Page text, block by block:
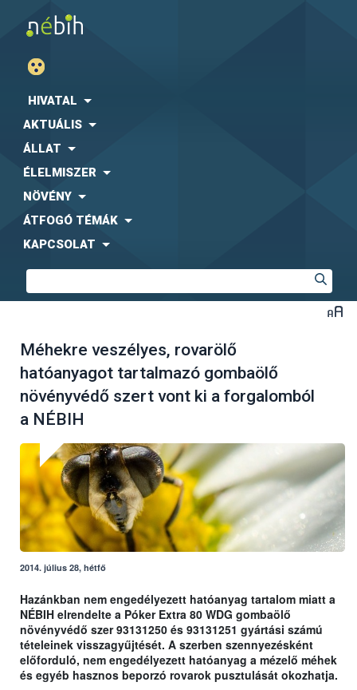
HIVATAL
AKTUÁLIS
ÁLLAT
ÉLELMISZER
NÖVÉNY
ÁTFOGÓ TÉMÁK
KAPCSOLAT
Méhekre veszélyes, rovarölő
hatóanyagot tartalmazó gombaölő
növényvédő szert vont ki a forgalomból
a NÉBIH
2014. július 28, hétfő
Hazánkban nem engedélyezett hatóanyag tartalom miatt a
NÉBIH elrendelte a Póker Extra 80 WDG gombaölő
növényvédő szer 93131250 és 93131251 gyártási számú
tételeinek visszagyűjtését. A szerben szennyezésként
előforduló, nem engedélyezett hatóanyag a mézelő méhek
és egyéb hasznos beporzó rovarok pusztulását okozhatja.